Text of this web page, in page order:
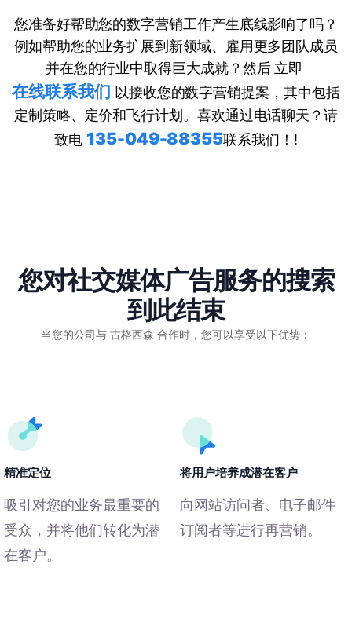
您准备好帮助您的数字营销工作产生底线影响了吗？
例如帮助您的业务扩展到新领域、雇用更多团队成员
并在您的行业中取得巨大成就？然后 立即
在线联系我们 以接收您的数字营销提案，其中包括
定制策略、定价和飞行计划。喜欢通过电话聊天？请
致电 135-049-88355联系我们！!
您对社交媒体广告服务的搜索
到此结束
当您的公司与 古格西森 合作时，您可以享受以下优势：
精准定位
吸引对您的业务最重要的
受众，并将他们转化为潜
在客户。
将用户培养成潜在客户
向网站访问者、电子邮件
订阅者等进行再营销。